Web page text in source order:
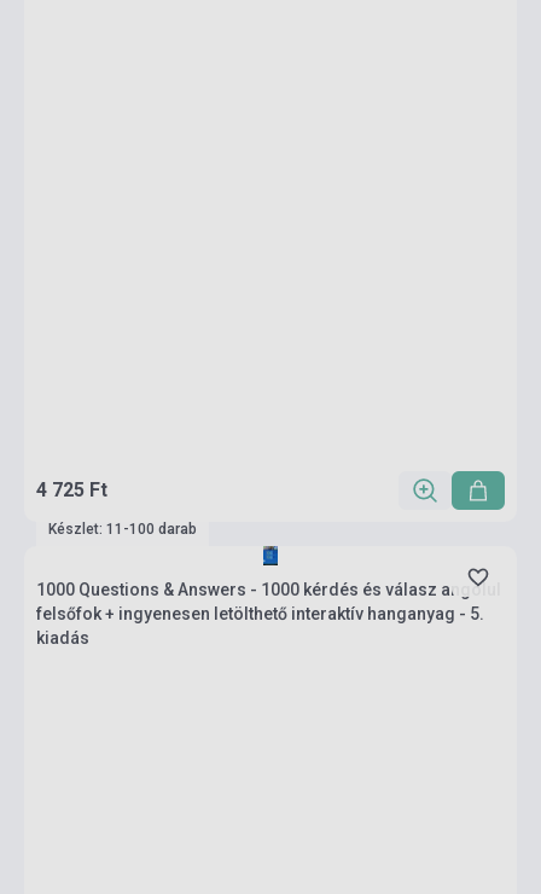
4 725 Ft
Készlet: 11-100 darab
1000 Questions & Answers - 1000 kérdés és válasz angolul
felsőfok + ingyenesen letölthető interaktív hanganyag - 5.
kiadás